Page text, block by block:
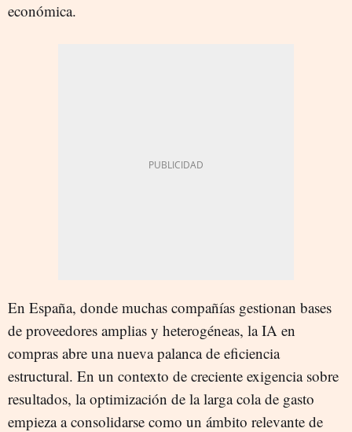
económica.
En España, donde muchas compañías gestionan bases
de proveedores amplias y heterogéneas, la IA en
compras abre una nueva palanca de eficiencia
estructural. En un contexto de creciente exigencia sobre
resultados, la optimización de la larga cola de gasto
empieza a consolidarse como un ámbito relevante de